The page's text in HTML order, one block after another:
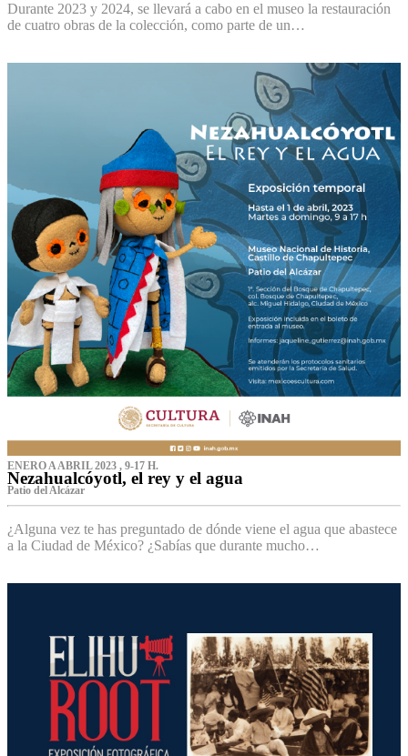
Durante 2023 y 2024, se llevará a cabo en el museo la restauración
de cuatro obras de la colección, como parte de un…
ENERO A ABRIL 2023 , 9-17 H.
Nezahualcóyotl, el rey y el agua
Patio del Alcázar
¿Alguna vez te has preguntado de dónde viene el agua que abastece
a la Ciudad de México? ¿Sabías que durante mucho…